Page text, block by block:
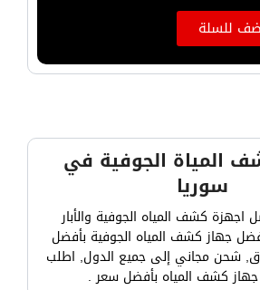
للسلة
المياة الجوفية في
سوريا
كشف المياه الجوفية والأبار
افضل جهاز كشف المياه الجوفية بأفضل
شحن مجاني إلى جميع الدول, اطلب
جهاز كشف المياه بأفضل سعر .